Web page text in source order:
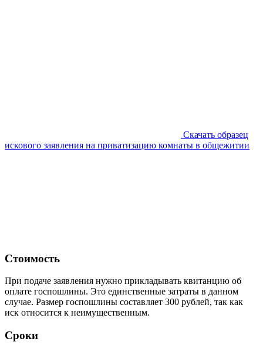
Скачать образец
искового заявления на приватизацию комнаты в общежитии
Стоимость
При подаче заявления нужно прикладывать квитанцию об
оплате госпошлины. Это единственные затраты в данном
случае. Размер госпошлины составляет 300 рублей, так как
иск относится к неимущественным.
Сроки